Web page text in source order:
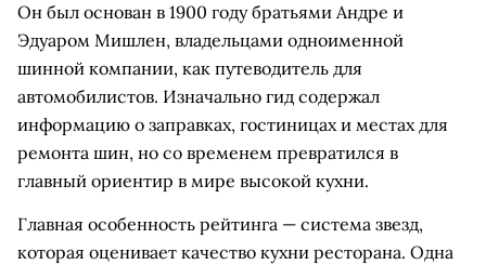
Он был основан в 1900 году братьями Андре и
Эдуаром Мишлен, владельцами одноименной
шинной компании, как путеводитель для
автомобилистов. Изначально гид содержал
информацию о заправках, гостиницах и местах для
ремонта шин, но со временем превратился в
главный ориентир в мире высокой кухни.
Главная особенность рейтинга — система звезд,
которая оценивает качество кухни ресторана. Одна